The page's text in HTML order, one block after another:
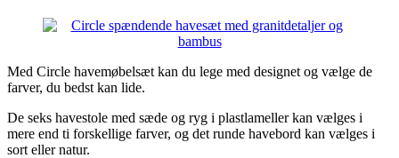
Med Circle havemøbelsæt kan du lege med designet og vælge de
farver, du bedst kan lide.
De seks havestole med sæde og ryg i plastlameller kan vælges i
mere end ti forskellige farver, og det runde havebord kan vælges i
sort eller natur.